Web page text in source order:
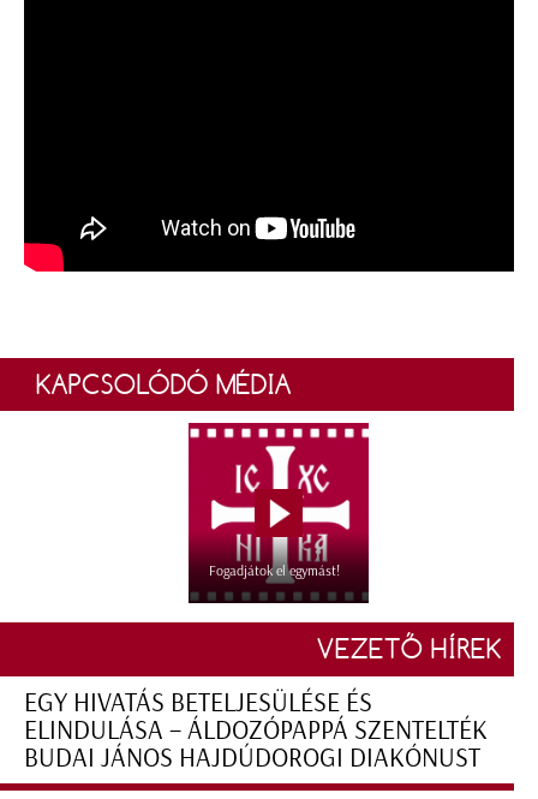
KAPCSOLÓDÓ MÉDIA
Fogadjátok el egymást!
VEZETŐ HÍREK
EGY HIVATÁS BETELJESÜLÉSE ÉS
ELINDULÁSA – ÁLDOZÓPAPPÁ SZENTELTÉK
BUDAI JÁNOS HAJDÚDOROGI DIAKÓNUST